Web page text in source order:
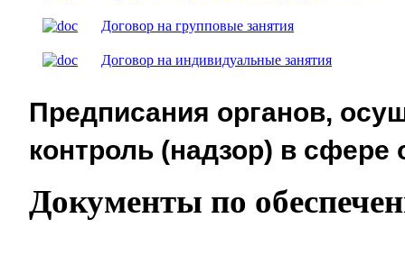
Договор на групповые занятия
Договор на индивидуальные занятия
Предписания органов,
контроль (надзор) в сфере
Документы по